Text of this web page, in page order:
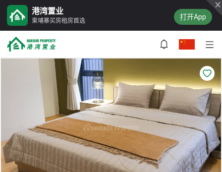
港湾置业
柬埔寨买房租房首选 打开App